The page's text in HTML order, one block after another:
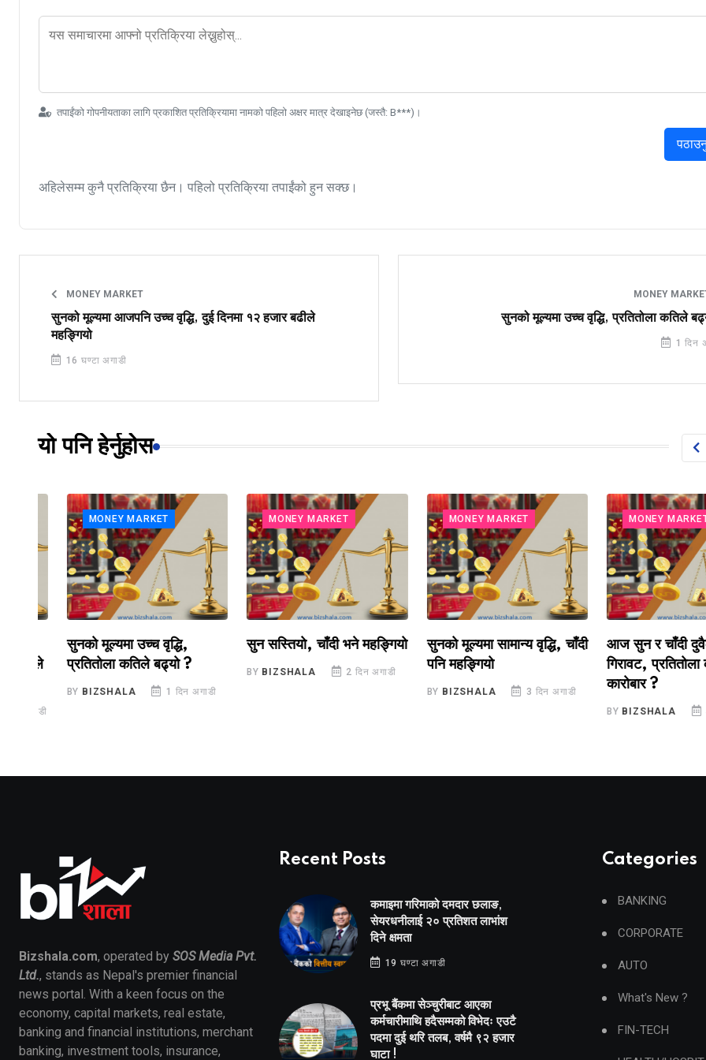
तपाईंको गोपनीयताका लागि प्रकाशित प्रतिक्रियामा नामको पहिलो अक्षर मात्र देखाइनेछ (जस्तै: B***)।
अहिलेसम्म कुनै प्रतिक्रिया छैन। पहिलो प्रतिक्रिया तपाईंको हुन सक्छ।
MONEY MARKET
सुनको मूल्यमा आजपनि उच्च वृद्धि, दुई दिनमा १२ हजार बढीले
महङ्गियो
16 घण्टा अगाडी
MONEY
सुनको मूल्यमा उच्च वृद्धि, प्रतितोला कतिले
1 दिन
यो पनि हेर्नुहोस
MONEY MARKET
सुनको मूल्यमा उच्च वृद्धि,
प्रतितोला कतिले बढ्यो ?
BIZSHALA 1 दिन अगाडी
MONEY MARKET
सुन सस्तियो, चाँदी भने महङ्गियो
BIZSHALA 2 दिन अगाडी
MONEY MARKET
सुनको मूल्यमा सामान्य वृद्धि, चाँदी
पनि महङ्गियो
BIZSHALA 3 दिन अगाडी
MONEY MARKET
आज सुन र चाँदी दुवैको
गिरावट, प्रतितोला
कारोबार ?
BIZSHALA 4 दिन
Bizshala.com, operated by SOS Media Pvt.
Ltd., stands as Nepal's premier financial
news portal. With a keen focus on the
economy, capital markets, real estate,
banking and financial institutions, merchant
banking, investment tools, insurance,
Recent Posts
कमाइमा गरिमाको दमदार छलाङ,
सेयरधनीलाई २० प्रतिशत लाभांश
दिने क्षमता
19 घण्टा अगाडी
प्रभू बैंकमा सेञ्चुरीबाट आएका
कर्मचारीमाथि हदैसम्मको विभेदः एउटै
पदमा दुई थरि तलब, वर्षमै ९२ हजार
घाटा !
Categories
BANKING
CORPORATE
AUTO
What's New ?
FIN-TECH